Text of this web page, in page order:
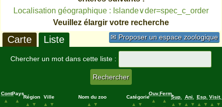
Localisation géographique : Islande∨der=spec_c_order
Veuillez élargir votre recherche
✉ Proposer un espace zoologique
Carte Liste
Chercher un mot dans cette liste :
Cont.
▲
Pays
▲
Région
▲
▼
Ville
▲
▼
Nom du zoo
▲
▼
Catégorie
▲
▼
Ouv.
▲
Ferm.
▲
Sup.
▲
▼
Ani.
▲
▼
Esp.
▲
▼
Visit.
▲
▼